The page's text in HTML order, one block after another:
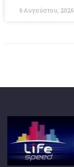
6 Αυγούστου, 2026